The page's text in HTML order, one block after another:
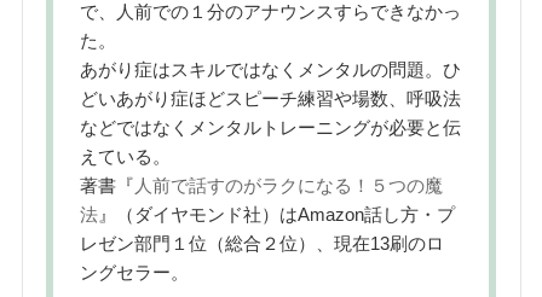
で、人前での１分のアナウンスすらできなかっ
た。
あがり症はスキルではなくメンタルの問題。ひ
どいあがり症ほどスピーチ練習や場数、呼吸法
などではなくメンタルトレーニングが必要と伝
えている。
著書『 人前で話すのがラクになる！５つの魔
法 』（ダイヤモンド社）はAmazon話し方・プ
レゼン部門１位（総合２位）、現在13刷のロ
ングセラー。